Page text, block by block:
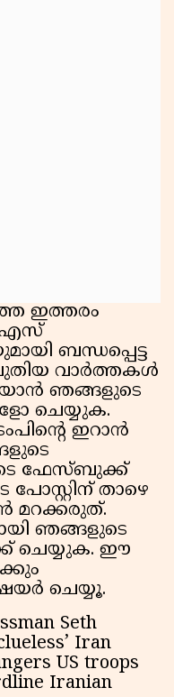
ഇത്തരം
ബന്ധപ്പെട്ട
വാർത്തകൾ
ഞങ്ങളുടെ
ചെയ്യുക.
ഇറാൻ
ഫേസ്ബുക്ക്
താഴെ
മറക്കരുത്.
ഞങ്ങളുടെ
ചെയ്യുക. ഈ
ചെയ്യൂ.
Seth
Iran
US troops
Iranian